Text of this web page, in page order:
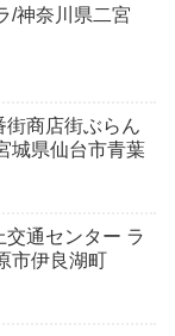
/神奈川県二宮
街商店街ぶらん
城県仙台市青葉
通センター ラ
市伊良湖町